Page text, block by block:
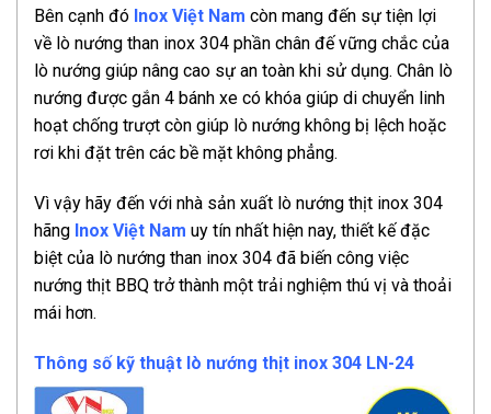
Bên cạnh đó Inox Việt Nam còn mang đến sự tiện lợi
về lò nướng than inox 304 phần chân đế vững chắc của
lò nướng giúp nâng cao sự an toàn khi sử dụng. Chân lò
nướng được gắn 4 bánh xe có khóa giúp di chuyển linh
hoạt chống trượt còn giúp lò nướng không bị lệch hoặc
rơi khi đặt trên các bề mặt không phẳng.
Vì vậy hãy đến với nhà sản xuất lò nướng thịt inox 304
hãng Inox Việt Nam uy tín nhất hiện nay, thiết kế đặc
biệt của lò nướng than inox 304 đã biến công việc
nướng thịt BBQ trở thành một trải nghiệm thú vị và thoải
mái hơn.
Thông số kỹ thuật lò nướng thịt inox 304 LN-24